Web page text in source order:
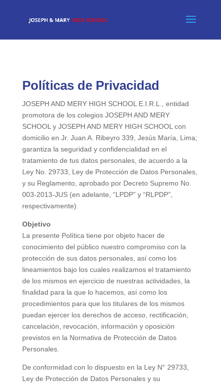
Políticas de Privacidad
JOSEPH AND MERY HIGH SCHOOL E.I.R.L., entidad
promotora de los colegios JOSEPH AND MERY
SCHOOL y JOSEPH AND MERY HIGH SCHOOL con
domicilio en Jr. Juan A. Ribeyro 339, Jesús María, Lima;
garantiza la seguridad y confidencialidad en el
tratamiento de tus datos personales, de acuerdo a la
Ley No. 29733, Ley de Protección de Datos Personales,
y su Reglamento, aprobado por Decreto Supremo No.
003-2013-JUS (en adelante, “LPDP” y “RLPDP”,
respectivamente).
Objetivo
La presente Política tiene por objeto hacer de
conocimiento del público nuestro compromiso con la
protección de sus datos personales, así como los
lineamientos bajo los cuales realizamos el tratamiento
de los mismos en ejercicio de nuestras actividades, la
finalidad para la que lo hacemos, así como los
procedimientos para que los titulares de los mismos
puedan ejercer los derechos de acceso, rectificación,
cancelación, revocación, información y oposición
previstos en la Normativa de Protección de Datos
Personales.
De conformidad con lo dispuesto en la Ley N° 29733,
Ley de Protección de Datos Personales y su